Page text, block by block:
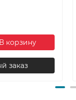
В корзину
заказ